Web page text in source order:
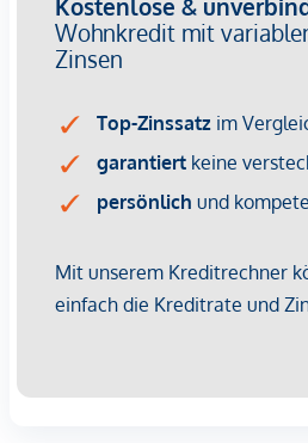
Jetzt Sommer-Aktion nutzen!
bis einschließlich
*Der Vertrag kommt nicht mit der
GmbH zustande. Das Objekt wird
gegenüber dem anbietenden
geltend zu machen. Wir weisen
Gewähr erfolgen. Der Vermittler